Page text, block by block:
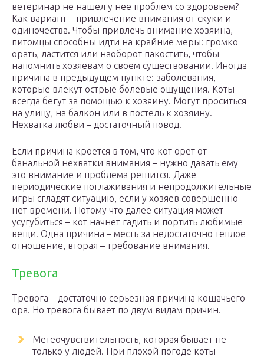
ветеринар не нашел у нее проблем со здоровьем?
Как вариант – привлечение внимания от скуки и
одиночества. Чтобы привлечь внимание хозяина,
питомцы способны идти на крайние меры: громко
орать, ластится или наоборот пакостить, чтобы
напомнить хозяевам о своем существовании. Иногда
причина в предыдущем пункте: заболевания,
которые влекут острые болевые ощущения. Коты
всегда бегут за помощью к хозяину. Могут проситься
на улицу, на балкон или в постель к хозяину.
Нехватка любви – достаточный повод.
Если причина кроется в том, что кот орет от
банальной нехватки внимания – нужно давать ему
это внимание и проблема решится. Даже
периодические поглаживания и непродолжительные
игры сгладят ситуацию, если у хозяев совершенно
нет времени. Потому что далее ситуация может
усугубиться – кот начнет гадить и портить любимые
вещи. Одна причина – месть за недостаточно теплое
отношение, вторая – требование внимания.
Тревога
Тревога – достаточно серьезная причина кошачьего
ора. Но тревога бывает по двум видам причин.
Метеочувствительность, которая бывает не
только у людей. При плохой погоде коты